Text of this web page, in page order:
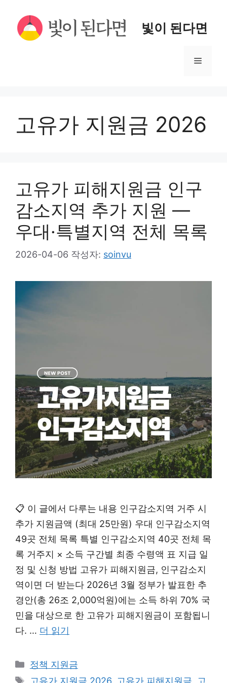
빛이 된다면
메
고유가 지원금 2026
고유가 피해지원금 인구
감소지역 추가 지원 —
우대·특별지역 전체 목록
2026-04-06 작성자: soinvu
📋 이 글에서 다루는 내용 인구감소지역 거주 시
추가 지원금액 (최대 25만원) 우대 인구감소지역
49곳 전체 목록 특별 인구감소지역 40곳 전체 목
록 거주지 × 소득 구간별 최종 수령액 표 지급 일
정 및 신청 방법 고유가 피해지원금, 인구감소지
역이면 더 받는다 2026년 3월 정부가 발표한 추
경안(총 26조 2,000억원)에는 소득 하위 70% 국
민을 대상으로 한 고유가 피해지원금이 포함됩니
다. … 더 읽기
카
테
정책 지원금
태
고유가 지원금 2026, 고유가 피해지원금 고